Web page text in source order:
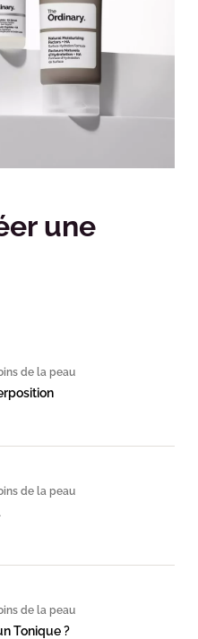
une
de la peau
de la peau
de la peau
Tonique ?